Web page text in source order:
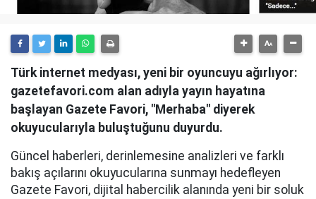
Türk internet medyası, yeni bir oyuncuyu ağırlıyor:
gazetefavori.com alan adıyla yayın hayatına
başlayan Gazete Favori, "Merhaba" diyerek
okuyucularıyla buluştuğunu duyurdu.
Güncel haberleri, derinlemesine analizleri ve farklı
bakış açılarını okuyucularına sunmayı hedefleyen
Gazete Favori, dijital habercilik alanında yeni bir soluk